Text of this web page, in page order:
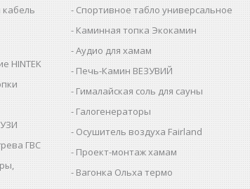
HINTEK
ГВС
Спортивное табло универсальное
Каминная топка Экокамин
Аудио для хамам
Печь-Камин ВЕЗУВИЙ
Гималайская соль для сауны
Галогенераторы
Осушитель воздуха Fairland
Проект-монтаж хамам
Вагонка Ольха термо